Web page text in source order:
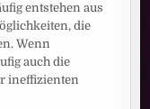
entstehen aus
die
Wenn
auch die
ineffizienten